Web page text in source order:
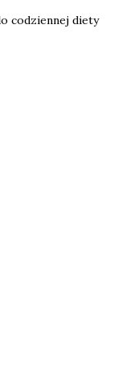
codziennej diety